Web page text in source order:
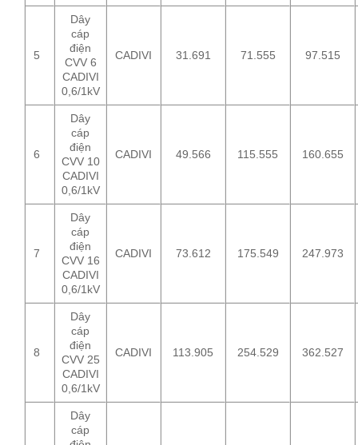
5
Dây
cáp
điện
CVV 6
CADIVI
0,6/1kV
CADIVI 31.691 71.555 97.515
6
Dây
cáp
điện
CVV 10
CADIVI
0,6/1kV
CADIVI 49.566 115.555 160.655
7
Dây
cáp
điện
CVV 16
CADIVI
0,6/1kV
CADIVI 73.612 175.549 247.973
8
Dây
cáp
điện
CVV 25
CADIVI
0,6/1kV
CADIVI 113.905 254.529 362.527
Dây
cáp